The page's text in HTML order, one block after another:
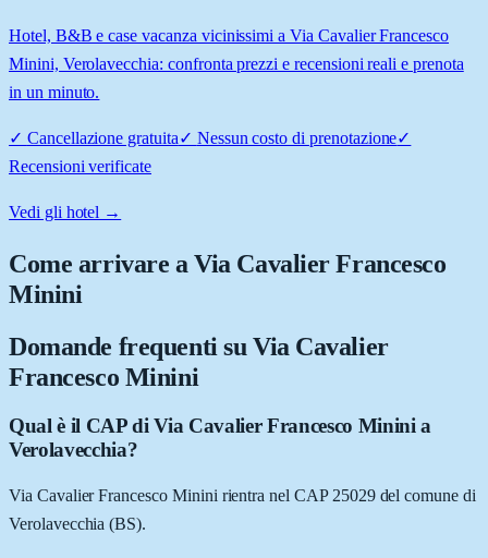
Hotel, B&B e case vacanza vicinissimi a Via Cavalier Francesco
Minini, Verolavecchia: confronta prezzi e recensioni reali e prenota
in un minuto.
✓ Cancellazione gratuita✓ Nessun costo di prenotazione✓
Recensioni verificate
Vedi gli hotel →
Come arrivare aVia Cavalier Francesco
Minini
Domande frequenti su Via Cavalier
Francesco Minini
Qual è il CAP di Via Cavalier Francesco Minini a
Verolavecchia?
Via Cavalier Francesco Minini rientra nel CAP 25029 del comune di
Verolavecchia (BS).